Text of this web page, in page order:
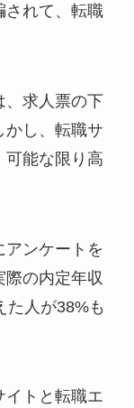
されて、転職
、求人票の下
かし、転職サ
可能な限り高
ンケートを
の内定年収
た人が38%も
イトと転職エ